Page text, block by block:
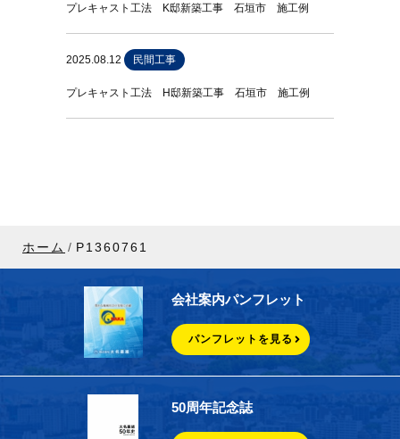
プレキャスト工法 K邸新築工事 石垣市 施工例
2025.08.12 民間工事
プレキャスト工法 H邸新築工事 石垣市 施工例
ホーム P1360761
会社案内パンフレット
パンフレットを見る
50周年記念誌